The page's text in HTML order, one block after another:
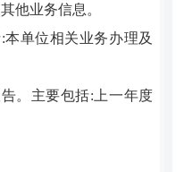
他业务信息。
单位相关业务办理及
。主要包括:上一年度